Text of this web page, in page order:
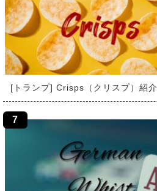
[トランプ] Crisps（クリスプ）紹介